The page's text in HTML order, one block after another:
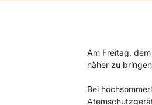
Am Freitag,
näher zu
Bei